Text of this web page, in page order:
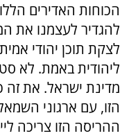
הכוחות האדירים
להגדיר לעצמנו את
לצקת תוכן יהודי
ליהודית באמת. לא
מדינת ישראל. את
הזו, עם ארגוני
ההריסה הזו צריכה